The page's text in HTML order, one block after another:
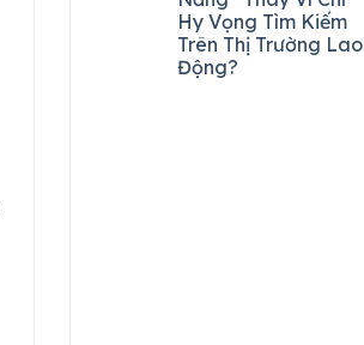
Hy Vọng Tìm Kiếm
Trên Thị Trường Lao
Động?